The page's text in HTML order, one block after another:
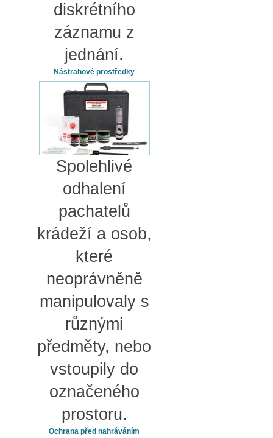
diskrétního
záznamu z
jednání.
Nástrahové prostředky
Spolehlivé
odhalení
pachatelů
krádeží a osob,
které
neoprávněně
manipulovaly s
různými
předměty, nebo
vstoupily do
označeného
prostoru.
Ochrana před nahráváním